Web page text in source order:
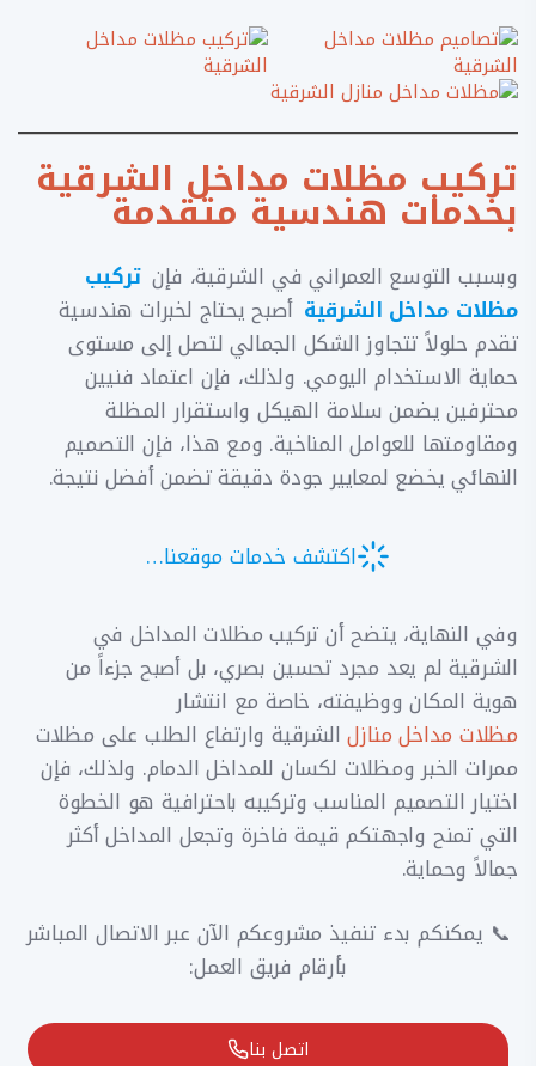
تركيب مظلات مداخل الشرقية
بخدمات هندسية متقدمة
وبسبب التوسع العمراني في الشرقية، فإن تركيب
مظلات مداخل الشرقية أصبح يحتاج لخبرات هندسية
تقدم حلولاً تتجاوز الشكل الجمالي لتصل إلى مستوى
حماية الاستخدام اليومي. ولذلك، فإن اعتماد فنيين
محترفين يضمن سلامة الهيكل واستقرار المظلة
ومقاومتها للعوامل المناخية. ومع هذا، فإن التصميم
النهائي يخضع لمعايير جودة دقيقة تضمن أفضل نتيجة.
اكتشف خدمات موقعنا…
وفي النهاية، يتضح أن تركيب مظلات المداخل في
الشرقية لم يعد مجرد تحسين بصري، بل أصبح جزءاً من
هوية المكان ووظيفته، خاصة مع انتشار
مظلات مداخل منازلالشرقية وارتفاع الطلب على مظلات
ممرات الخبر ومظلات لكسان للمداخل الدمام. ولذلك، فإن
اختيار التصميم المناسب وتركيبه باحترافية هو الخطوة
التي تمنح واجهتكم قيمة فاخرة وتجعل المداخل أكثر
جمالاً وحماية.
📞 يمكنكم بدء تنفيذ مشروعكم الآن عبر الاتصال المباشر
بأرقام فريق العمل:
اتصل بنا